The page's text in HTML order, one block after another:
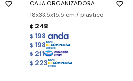
CAJA ORGANIZADORA
18x33,5x15,5 cm / plastico
$ 248
$ 198
$ 198
$ 211
$ 223